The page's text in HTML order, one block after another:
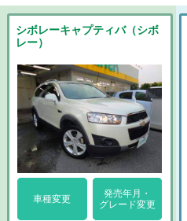
シボレーキャプティバ（シボ
レー）
車種変更
発売年月・
グレード変更